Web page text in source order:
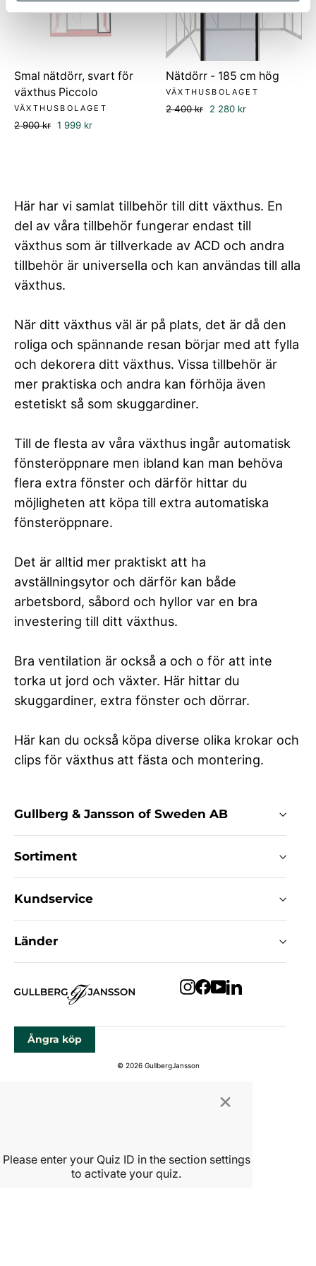
Smal nätdörr, svart för
växthus Piccolo
VÄXTHUSBOLAGET
Ordinarie
2 900 kr Försäljningspris
1 999 kr
Nätdörr - 185 cm hög
VÄXTHUSBOLAGET
Ordinarie
2 400 kr Försäljningspris
2 280 kr
Här har vi samlat tillbehör till ditt växthus. En
del av våra tillbehör fungerar endast till
växthus som är tillverkade av ACD och andra
tillbehör är universella och kan användas till alla
växthus.
När ditt växthus väl är på plats, det är då den
roliga och spännande resan börjar med att fylla
och dekorera ditt växthus. Vissa tillbehör är
mer praktiska och andra kan förhöja även
estetiskt så som skuggardiner.
Till de flesta av våra växthus ingår automatisk
fönsteröppnare men ibland kan man behöva
flera extra fönster och därför hittar du
möjligheten att köpa till extra automatiska
fönsteröppnare.
Det är alltid mer praktiskt att ha
avställningsytor och därför kan både
arbetsbord, såbord och hyllor var en bra
investering till ditt växthus.
Bra ventilation är också a och o för att inte
torka ut jord och växter. Här hittar du
skuggardiner, extra fönster och dörrar.
Här kan du också köpa diverse olika krokar och
clips för växthus att fästa och montering.
Gullberg & Jansson of Sweden AB
Sortiment
Kundservice
Länder
Instagram
Facebook
YouTube
LinkedIn
Ångra köp
© 2026 GullbergJansson
×